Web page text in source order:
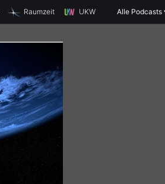
Raumzeit UKW Alle Podcasts